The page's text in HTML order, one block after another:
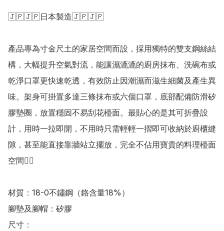
🇯🇵🇯🇵日本製造🇯🇵🇯🇵
產品專為寸金尺土的家居空間而設，採用獨特的雙支鋼絲結
構，大幅提升空氣對流，能讓濕漉漉的廚房抹布、洗碗布或
乾淨口罩更快速乾透，有效防止因潮濕而滋生細菌及產生異
味。架身可掛置多達三條抹布或六個口罩，底部配備防滑矽
膠墊圈，放置穩固不易刮花檯面。最貼心的是其可折疊設
計，用時一拉即開，不用時只需輕輕一摺即可收納於廚櫃縫
隙，甚至能直接靠牆站立擺放，完全不佔用寶貴的料理檯面
空間👍🏻
材質：18-0不鏽鋼（鉻含量18%）
腳墊及腳帽：矽膠
尺寸：